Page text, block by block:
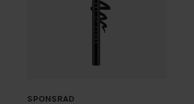
SPONSRAD